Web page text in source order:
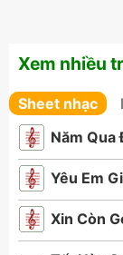
Xem nhiều
Sheet nhạc
Năm Qua
Yêu Em
Xin Còn